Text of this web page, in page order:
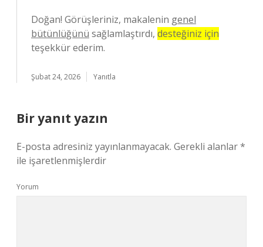
Doğan! Görüşleriniz, makalenin genel
bütünlüğünü sağlamlaştırdı, desteğiniz için
teşekkür ederim.
Şubat 24, 2026 Yanıtla
Bir yanıt yazın
E-posta adresiniz yayınlanmayacak. Gerekli alanlar*
ile işaretlenmişlerdir
Yorum